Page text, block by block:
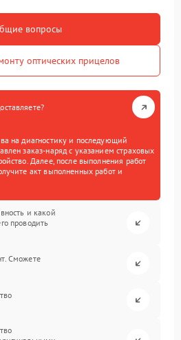
вопросы
оптических прицелов
на диагностику и последующий
заказ-наряд с указанием страховых
Далее, после выполнения работ
акт выполненных работ и
и какой
проводить
Сможете